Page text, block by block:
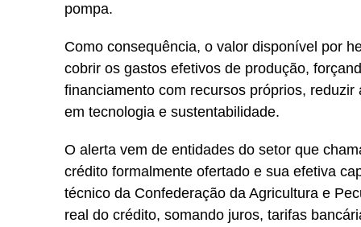
pompa.
Como consequência, o valor disponível por
cobrir os gastos efetivos de produção,
financiamento com recursos próprios,
em tecnologia e sustentabilidade.
O alerta vem de entidades do setor que
crédito formalmente ofertado e sua efetiva
técnico da Confederação da Agricultura e
real do crédito, somando juros, tarifas